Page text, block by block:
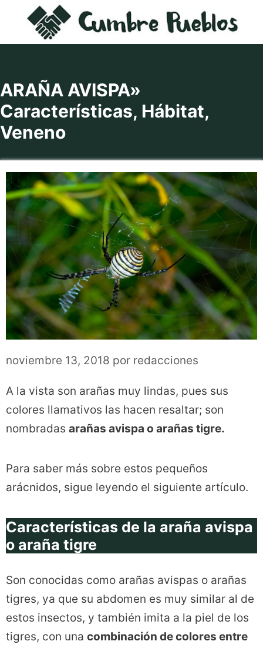
contenido
ARAÑA AVISPA»
Características, Hábitat,
Veneno
noviembre 13, 2018 por redacciones
A la vista son arañas muy lindas, pues sus
colores llamativos las hacen resaltar; son
nombradas arañas avispa o arañas tigre.
Para saber más sobre estos pequeños
arácnidos, sigue leyendo el siguiente artículo.
Características de la araña avispa
o araña tigre
Son conocidas como arañas avispas o arañas
tigres, ya que su abdomen es muy similar al de
estos insectos, y también imita a la piel de los
tigres, con una combinación de colores entre